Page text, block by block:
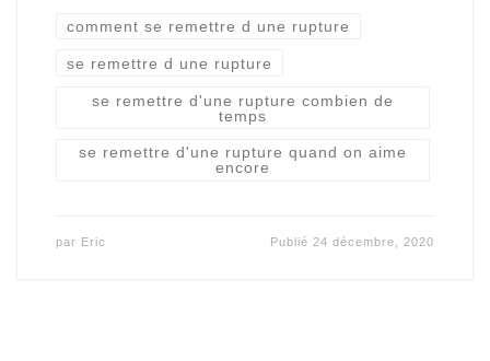
comment se remettre d une rupture
se remettre d une rupture
se remettre d'une rupture combien de
temps
se remettre d'une rupture quand on aime
encore
par Eric Publié 24 décembre, 2020